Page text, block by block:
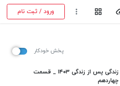
ورود / ثبت نام
پخش خودکار
زندگی پس از زندگی ۱۴۰۳ _ قسمت
چهاردهم